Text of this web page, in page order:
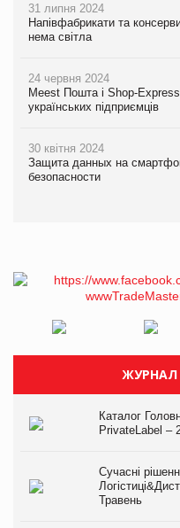
31 липня 2024
Напівфабрикати та
нема світла
24 червня 2024
Meest Пошта і Shop-
українських підприємців
30 квітня 2024
Защита данных на
безопасности
ЖУРНАЛ
Каталог
PrivateLabel –
Сучасні
Травень